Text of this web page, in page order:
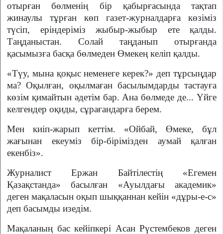
отырған бөлменің бір қабырғасында тақ­тап
жинаулы тұрған көп газет-журналдарға көзіміз
түсіп, ерін­деріміз жыбыр-жыбыр ете қалды.
Таңданыстан. Солай таңданып отырғанда
қасымызға басқа бөлмеден Өмекең келіп қалды.
«Түу, мына қоқыс неменеге керек?» деп тұрсыңдар
ма? Оқылған, оқылмаған басылым­дар­ды тастауға
көзім қимайтын әдетім бар. Ана бөлмеде де... Үйге
келгендер оқиды, сұра­ғандарға берем.
Мен киіп-жарып кеттім. «Ой­бай, Өмеке, бұл
жағынан екеу­міз бір-біріміз­ден аумай қалған
екенбіз».
Журналист Ержан Байтілестің «Егемен
Қазақстанда» басылған «Ауылдағы академик»
деген ма­қа­ласын оқып шыққаннан кейін «дұры-е-с»
деп басымды изе­дім.
Мақаланың бас кейіпкері Асан Рүстем­беков деген